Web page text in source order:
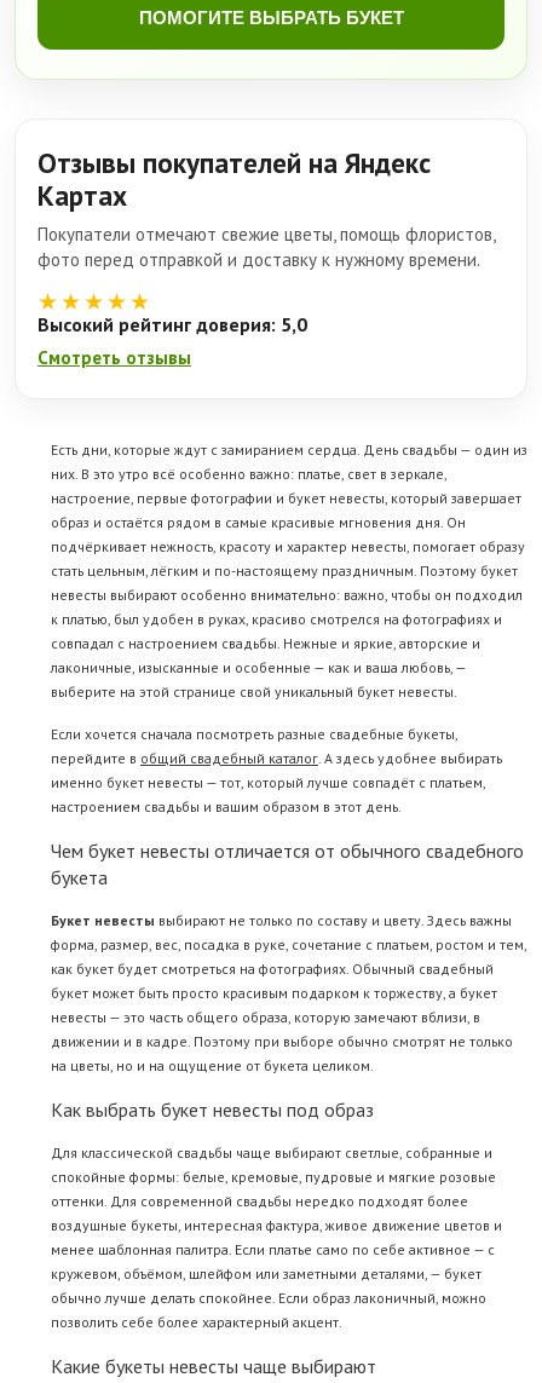
ПОМОГИТЕ ВЫБРАТЬ БУКЕТ
Отзывы покупателей на Яндекс
Картах
Покупатели отмечают свежие цветы, помощь флористов,
фото перед отправкой и доставку к нужному времени.
★★★★★
Высокий рейтинг доверия: 5,0
Смотреть отзывы
Есть дни, которые ждут с замиранием сердца. День свадьбы — один из
них. В это утро всё особенно важно: платье, свет в зеркале,
настроение, первые фотографии и букет невесты, который завершает
образ и остаётся рядом в самые красивые мгновения дня. Он
подчёркивает нежность, красоту и характер невесты, помогает образу
стать цельным, лёгким и по-настоящему праздничным. Поэтому букет
невесты выбирают особенно внимательно: важно, чтобы он подходил
к платью, был удобен в руках, красиво смотрелся на фотографиях и
совпадал с настроением свадьбы. Нежные и яркие, авторские и
лаконичные, изысканные и особенные — как и ваша любовь, —
выберите на этой странице свой уникальный букет невесты.
Если хочется сначала посмотреть разные свадебные букеты,
перейдите в общий свадебный каталог . А здесь удобнее выбирать
именно букет невесты — тот, который лучше совпадёт с платьем,
настроением свадьбы и вашим образом в этот день.
Чем букет невесты отличается от обычного свадебного
букета
Букет невесты выбирают не только по составу и цвету. Здесь важны
форма, размер, вес, посадка в руке, сочетание с платьем, ростом и тем,
как букет будет смотреться на фотографиях. Обычный свадебный
букет может быть просто красивым подарком к торжеству, а букет
невесты — это часть общего образа, которую замечают вблизи, в
движении и в кадре. Поэтому при выборе обычно смотрят не только
на цветы, но и на ощущение от букета целиком.
Как выбрать букет невесты под образ
Для классической свадьбы чаще выбирают светлые, собранные и
спокойные формы: белые, кремовые, пудровые и мягкие розовые
оттенки. Для современной свадьбы нередко подходят более
воздушные букеты, интересная фактура, живое движение цветов и
менее шаблонная палитра. Если платье само по себе активное — с
кружевом, объёмом, шлейфом или заметными деталями, — букет
обычно лучше делать спокойнее. Если образ лаконичный, можно
позволить себе более характерный акцент.
Какие букеты невесты чаще выбирают